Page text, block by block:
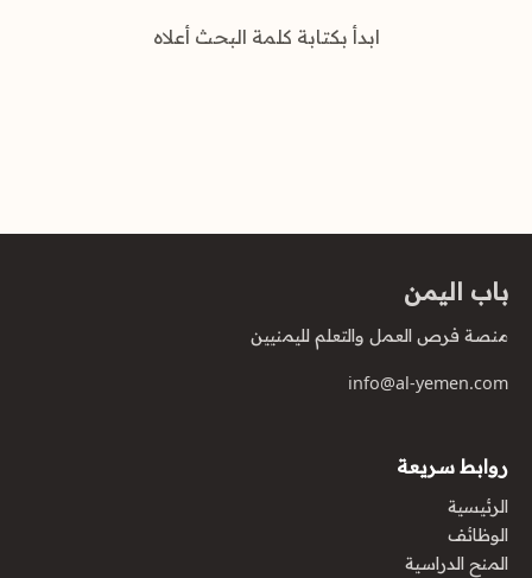
ابدأ بكتابة كلمة البحث أعلاه
باب اليمن
منصة فرص العمل والتعلم لليمنيين
info@al-yemen.com
روابط سريعة
الرئيسية
الوظائف
المنح الدراسية